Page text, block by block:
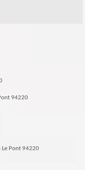
94220
Le Pont 94220